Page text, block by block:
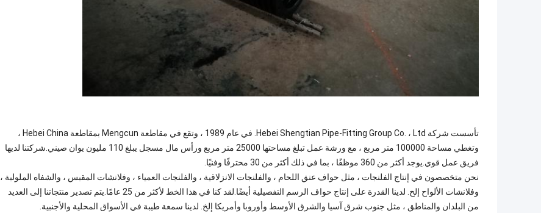
تأسست شركة Hebei Shengtian Pipe-Fitting Group Co. ، Ltd. في عام 1989 ، وتقع في مقاطعة Mengcun بمقاطعة Hebei China ،
وتغطي مساحة 100000 متر مربع ، مع ورشة عمل تبلغ مساحتها 25000 متر مربع ورأس مال مسجل يبلغ 110 مليون يوان صيني.شركتنا لديها
فريق عمل قوي.يوجد أكثر من 360 موظفًا ، بما في ذلك أكثر من 30 محترفًا وفنيًا.
نحن متخصصون في إنتاج الفلنجات ، مثل حواف عنق اللحام ، والفلنجات الانزلاقية ، والفلنجات العمياء ، وفلانشات المقبس ، والشفاه الملولبة ،
وفلانشات الألواح إلخ. لدينا القدرة على إنتاج حواف الرسم التفصيلية أيضًا.لقد كنا في هذا الخط لأكثر من 25 عامًا.يتم تصدير منتجاتنا إلى العديد
من البلدان والمناطق ، مثل جنوب شرق آسيا والشرق الأوسط وأوروبا وأمريكا إلخ. لدينا سمعة طيبة في الأسواق المحلية والأجنبية.